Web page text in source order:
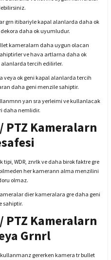
grn itibariyle kapal alanlarda daha ok
daha ok uyumludur.
kameralarn daha uygun olacan
ve hava artlarna daha ok
tercih edilirler.
veya ok geni kapal alanlarda tercih
daha geni menzile sahiptir.
yan sra yerleimi ve kullanlacak
daha nemlidir.
PTZ Kameralarn
WDR, znrlk ve daha birok faktre gre
her kamerann alma menzilini
olmaz.
dier kameralara gre daha geni
sahiptir.
PTZ Kameralarn
Grnrl
gererken kamera tr bullet